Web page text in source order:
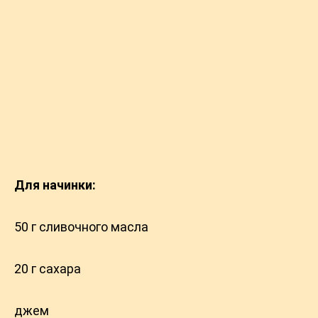
Для начинки:
50 г сливочного масла
20 г сaxapа
джем